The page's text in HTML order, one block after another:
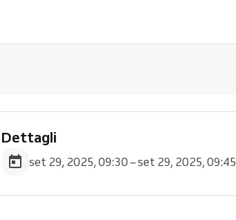
Dettagli
set 29, 2025, 09:30 – set 29, 2025, 09:45